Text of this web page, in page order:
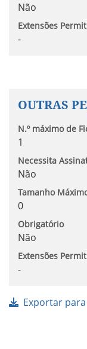
Não
Extensões
-
OUTRAS
N.º máximo de
1
Necessita
Não
Tamanho
0
Obrigatório
Não
Extensões
-
Exportar para